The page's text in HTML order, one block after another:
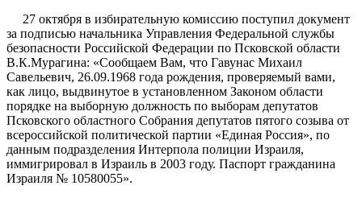
27 октября в избирательную комиссию поступил документ
за подписью начальника Управления Федеральной службы
безопасности Российской Федерации по Псковской области
В.К.Мурагина: «Сообщаем Вам, что Гавунас Михаил
Савельевич, 26.09.1968 года рождения, проверяемый вами,
как лицо, выдвинутое в установленном Законом области
порядке на выборную должность по выборам депутатов
Псковского областного Собрания депутатов пятого созыва от
всероссийской политической партии «Единая Россия», по
данным подразделения Интерпола полиции Израиля,
иммигрировал в Израиль в 2003 году. Паспорт гражданина
Израиля № 10580055».